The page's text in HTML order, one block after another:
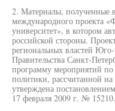
2. Материалы, полученные
международного проекта
университет», в котором
российской стороны.
региональных властей
Правительства Санкт-
программу мероприятий
политики, рассчитанной
утверждена
17 февраля 2009 г. № 15210.